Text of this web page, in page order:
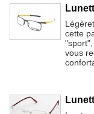
cette
vous